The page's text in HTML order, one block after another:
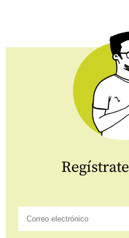
Regístrate